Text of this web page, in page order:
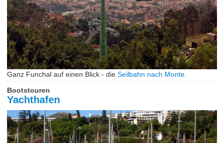
Ganz Funchal auf einen Blick - die Seilbahn nach Monte.
Bootstouren
Yachthafen